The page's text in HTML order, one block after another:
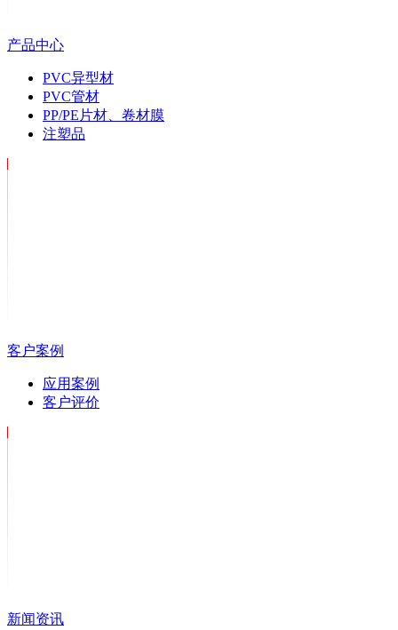
产品中心
PVC异型材
PVC管材
PP/PE片材、卷材膜
注塑品
客户案例
应用案例
客户评价
新闻资讯